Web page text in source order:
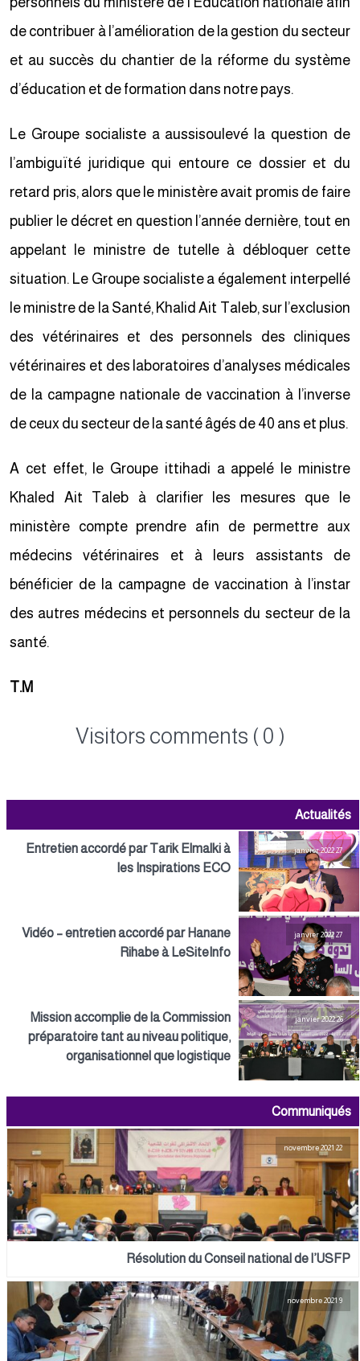
de contribuer à l’amélioration de la gestion du secteur
et au succès du chantier de la réforme du système
d’éducation et de formation dans notre pays.
Le Groupe socialiste a aussisoulevé la question de
l’ambiguïté juridique qui entoure ce dossier et du
retard pris, alors que le ministère avait promis de faire
publier le décret en question l’année dernière, tout en
appelant le ministre de tutelle à débloquer cette
situation. Le Groupe socialiste a également interpellé
le ministre de la Santé, Khalid Ait Taleb, sur l’exclusion
des vétérinaires et des personnels des cliniques
vétérinaires et des laboratoires d’analyses médicales
de la campagne nationale de vaccination à l’inverse
de ceux du secteur de la santé âgés de 40 ans et plus.
A cet effet, le Groupe ittihadi a appelé le ministre
Khaled Ait Taleb à clarifier les mesures que le
ministère compte prendre afin de permettre aux
médecins vétérinaires et à leurs assistants de
bénéficier de la campagne de vaccination à l’instar
des autres médecins et personnels du secteur de la
santé.
T.M
Visitors comments ( 0 )
Actualités
27 janvier 2022
Entretien accordé par Tarik Elmalki à
les Inspirations ECO
27 janvier 2022
Vidéo – entretien accordé par Hanane
Rihabe à LeSiteInfo
26 janvier 2022
Mission accomplie de la Commission
préparatoire tant au niveau politique,
organisationnel que logistique
Communiqués
22 novembre 2021
Résolution du Conseil national de l’USFP